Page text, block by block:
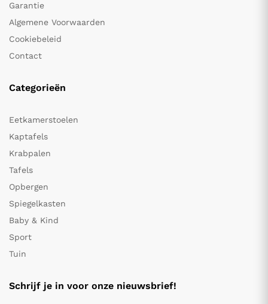
Garantie
Algemene Voorwaarden
Cookiebeleid
Contact
Categorieën
Eetkamerstoelen
Kaptafels
Krabpalen
Tafels
Opbergen
Spiegelkasten
Baby & Kind
Sport
Tuin
Schrijf je in voor onze nieuwsbrief!